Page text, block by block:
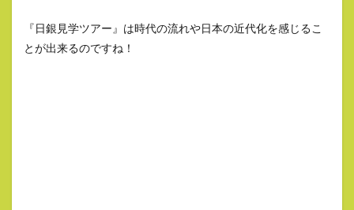
『日銀見学ツアー』は時代の流れや日本の近代化を感じるこ
とが出来るのですね！